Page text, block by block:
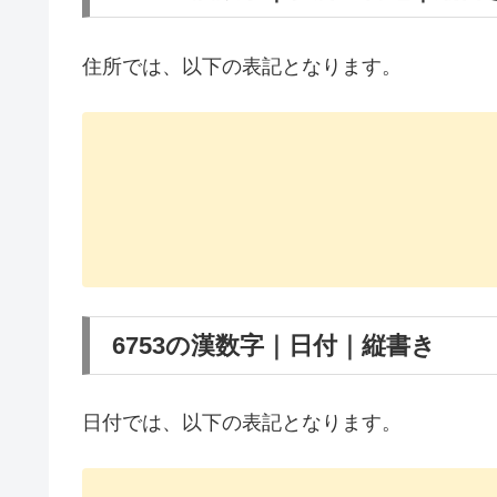
住所では、以下の表記となります。
6753の漢数字｜日付｜縦書き
日付では、以下の表記となります。